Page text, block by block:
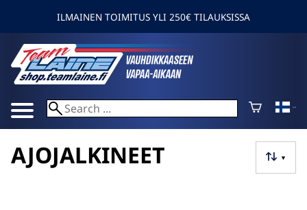
ILMAINEN TOIMITUS YLI 250€ TILAUKSISSA
▼
AJOJALKINEET